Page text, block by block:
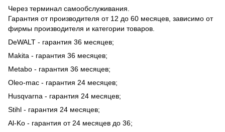
Через терминал самообслуживания.
Гарантия от производителя от 12 до 60 месяцев, зависимо от
фирмы производителя и категории товаров.
DeWALT - гарантия 36 месяцев;
Makita - гарантия 36 месяцев;
Metabo - гарантия 36 месяцев;
Oleo-mac - гарантия 24 месяцев;
Husqvarna - гарантия 24 месяцев;
Stihl - гарантия 24 месяцев;
Al-Ko - гарантия от 24 месяцев до 36;